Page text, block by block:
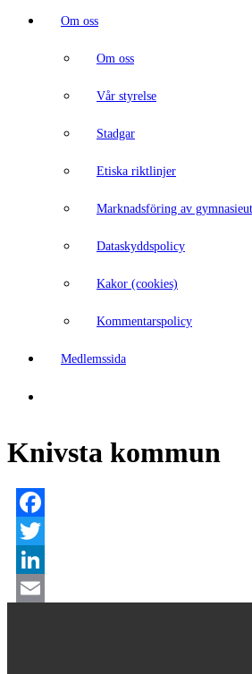
Om oss
Om oss
Vår styrelse
Stadgar
Etiska riktlinjer
Marknadsföring av
Dataskyddspolicy
Kakor (cookies)
Kommentarspolicy
Medlemssida
Knivsta kommun
Facebook
Twitter
LinkedIn